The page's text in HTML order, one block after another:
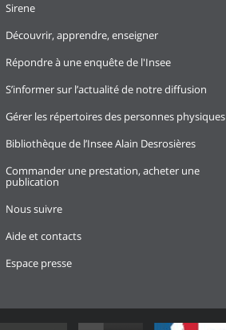
Sirene
Découvrir, apprendre, enseigner
Répondre à une enquête de l'Insee
S’informer sur l’actualité de notre diffusion
Gérer les répertoires des personnes physiques
Bibliothèque de l’Insee Alain Desrosières
Commander une prestation, acheter une
publication
Nous suivre
Aide et contacts
Espace presse